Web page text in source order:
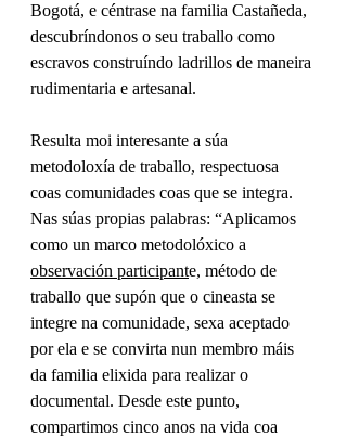
Bogotá, e céntrase na familia Castañeda,
descubríndonos o seu traballo como
escravos construíndo ladrillos de maneira
rudimentaria e artesanal.
Resulta moi interesante a súa
metodoloxía de traballo, respectuosa
coas comunidades coas que se integra.
Nas súas propias palabras: “Aplicamos
como un marco metodolóxico a
observación participante, método de
traballo que supón que o cineasta se
integre na comunidade, sexa aceptado
por ela e se convirta nun membro máis
da familia elixida para realizar o
documental. Desde este punto,
compartimos cinco anos na vida coa